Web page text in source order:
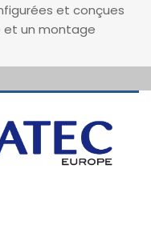
et conçues
et un montage